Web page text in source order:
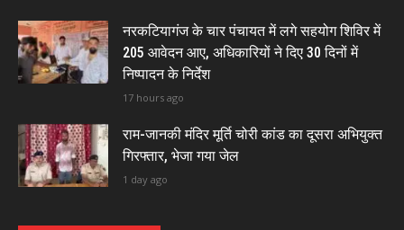
नरकटियागंज के चार पंचायत में लगे सहयोग शिविर में
205 आवेदन आए, अधिकारियों ने दिए 30 दिनों में
निष्पादन के निर्देश
17 hours ago
राम-जानकी मंदिर मूर्ति चोरी कांड का दूसरा अभियुक्त
गिरफ्तार, भेजा गया जेल
1 day ago